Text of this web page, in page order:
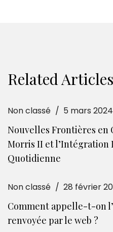
Related Articles
Non classé 5 mars 2024
Nouvelles Frontières en
Morris II et l’Intégration
Quotidienne
Non classé 28 février
Comment appelle-t-on
renvoyée par le web ?